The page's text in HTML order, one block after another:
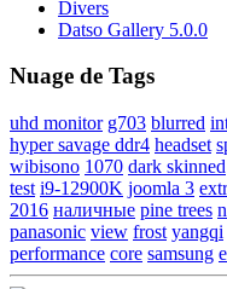
Divers
Datso Gallery 5.0.0
Nuage de Tags
uhd monitor g703 blurred
hyper savage ddr4 headset
wibisono 1070 dark skinned
test i9-12900K joomla 3
2016 наличные pine trees
panasonic view frost yangqi
performance core samsung